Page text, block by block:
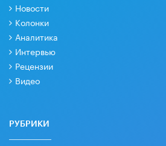
Новости
Колонки
Аналитика
Интервью
Рецензии
Видео
РУБРИКИ